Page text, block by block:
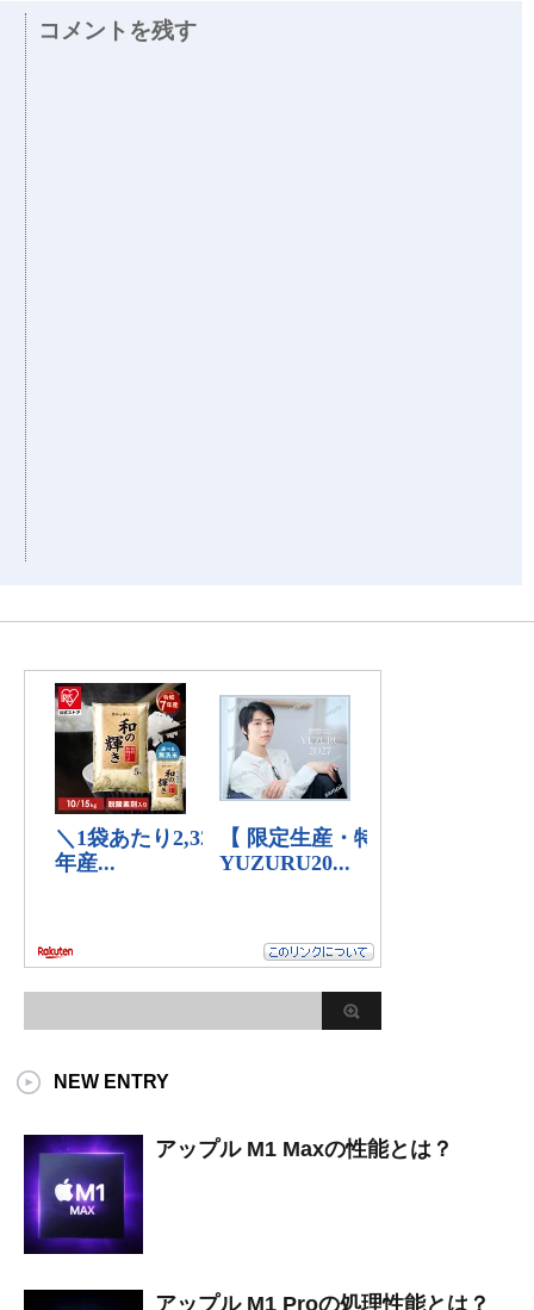
コメントを残す
NEW ENTRY
アップル M1 Maxの性能とは？
アップル M1 Proの処理性能とは？